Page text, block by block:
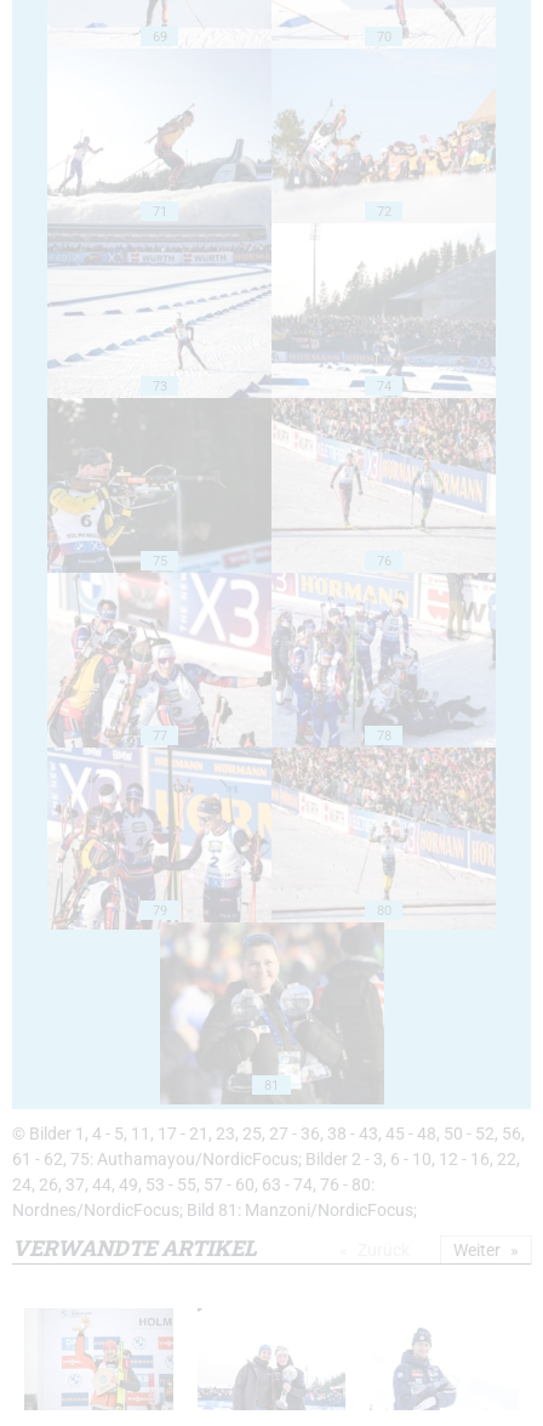
69 70
71 72
73 74
75 76
77 78
79 80
81
© Bilder 1, 4 - 5, 11, 17 - 21, 23, 25, 27 - 36, 38 - 43, 45 - 48, 50 - 52, 56,
61 - 62, 75: Authamayou/NordicFocus; Bilder 2 - 3, 6 - 10, 12 - 16, 22,
24, 26, 37, 44, 49, 53 - 55, 57 - 60, 63 - 74, 76 - 80:
Nordnes/NordicFocus; Bild 81: Manzoni/NordicFocus;
VERWANDTE ARTIKEL Weiter